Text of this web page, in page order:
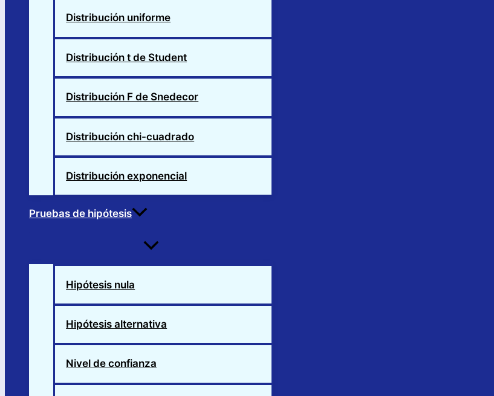
Distribución uniforme
Distribución t de Student
Distribución F de Snedecor
Distribución chi-cuadrado
Distribución exponencial
Pruebas de hipótesis
Alternar
Hipótesis nula
Hipótesis alternativa
Nivel de confianza